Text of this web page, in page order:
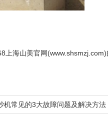
上海山美官网
机常见的3大故障问题及解决方法